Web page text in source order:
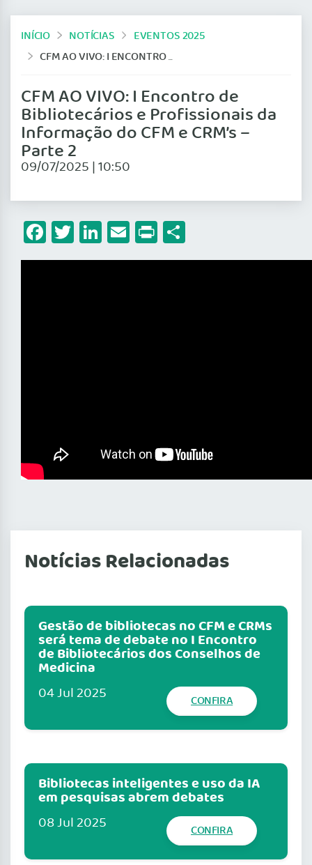
INÍCIO NOTÍCIAS
EVENTOS 2025
CFM AO VIVO: I ENCONTRO DE BIBLIOTECÁRIOS E PROFISSIONAIS DA INFORMAÇÃO DO CFM E CRM’S – PARTE 2
CFM AO VIVO: I Encontro de
Bibliotecários e Profissionais da
Informação do CFM e CRM’s –
Parte 2
09/07/2025 | 10:50
Facebook
Twitter
LinkedIn
Email
Print
Notícias Relacionadas
Gestão de bibliotecas no CFM e CRMs
será tema de debate no I Encontro
de Bibliotecários dos Conselhos de
Medicina
04 Jul 2025 CONFIRA
Bibliotecas inteligentes e uso da IA
em pesquisas abrem debates
08 Jul 2025 CONFIRA